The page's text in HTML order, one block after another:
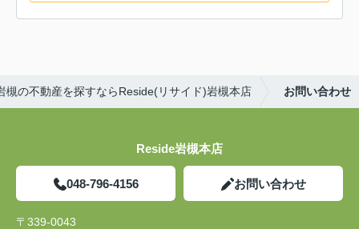
槻の不動産を探すならReside(リサイド)岩槻本店 お問い合わせ
Reside岩槻本店
048-796-4156 お問い合わせ
〒339-0043